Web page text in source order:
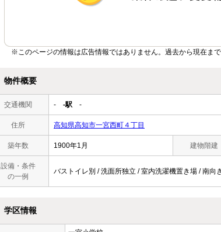
※このページの情報は広告情報ではありません。過去から現在ま
物件概要
交通機関 - -駅 -
住所 高知県高知市一宮西町４丁目
築年数 1900年1月 建物階建
設備・条件
の一例
バストイレ別 / 洗面所独立 / 室内洗濯機置き場 / 南向
学区情報